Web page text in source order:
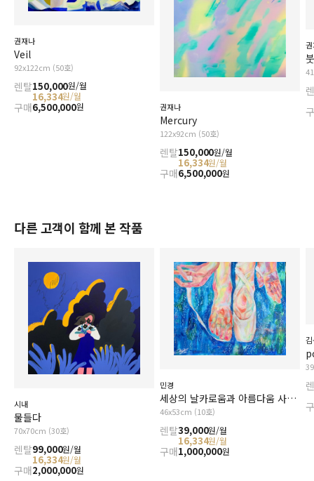
권재나
Veil
92x122cm (50호)
렌탈150,000원/월
16,334원/월
구매6,500,000원 권재나
Mercury
122x92cm (50호)
렌탈150,000원/월
16,334원/월
구매6,500,000원
다른 고객이 함께 본 작품
시내
물들다
70x70cm (30호)
렌탈99,000원/월
16,334원/월
구매2,000,000원
민경
세상의 날카로움과 아름다움 사이에서
46x53cm (10호)
렌탈39,000원/월
16,334원/월
구매1,000,000원